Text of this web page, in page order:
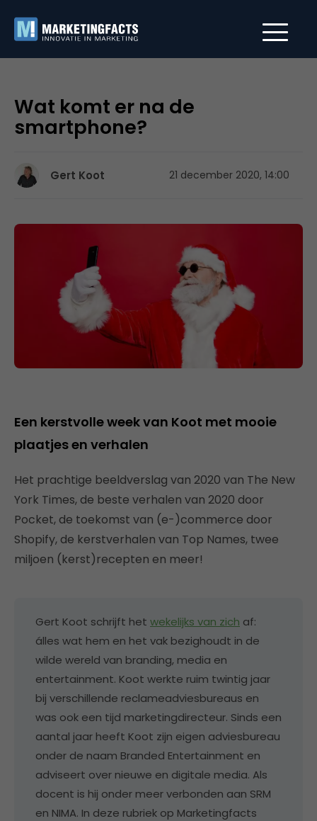
Wat komt er na de
smartphone?
Gert Koot 21 december 2020, 14:00
Een kerstvolle week van Koot met mooie
plaatjes en verhalen
Het prachtige beeldverslag van 2020 van The New
York Times, de beste verhalen van 2020 door
Pocket, de toekomst van (e-)commerce door
Shopify, de kerstverhalen van Top Names, twee
miljoen (kerst)recepten en meer!
Gert Koot schrijft het wekelijks van zich af:
álles wat hem en het vak bezighoudt in de
wilde wereld van branding, media en
entertainment. Koot werkte ruim twintig jaar
bij verschillende reclameadviesbureaus en
was ook een tijd marketingdirecteur. Sinds een
aantal jaar heeft Koot zijn eigen adviesbureau
onder de naam Branded Entertainment en
adviseert over nieuwe en digitale media. Als
docent is hij onder meer verbonden aan SRM
en NIMA. In deze rubriek op Marketingfacts